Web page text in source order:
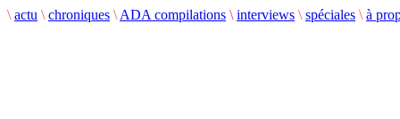
\ actu \ chroniques \ ADA compilations \ interviews \ spéciales \ à